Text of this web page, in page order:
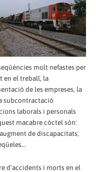
molt nefastes per
en el treball, la
de les empreses, la
subcontractació
laborals i personals
macabre còctel són:
de discapacitats,
d'accidents i morts en el